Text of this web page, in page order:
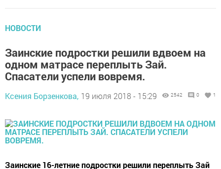
НОВОСТИ
Заинские подростки решили вдвоем на
одном матрасе переплыть Зай.
Спасатели успели вовремя.
Ксения Борзенкова, 19 июля 2018 - 15:29 2542 0 1
Заинские 16-летние подростки решили переплыть Зай